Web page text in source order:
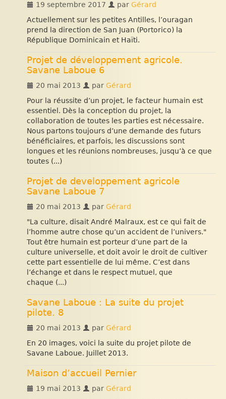
19 septembre 2017 par Gérard
Actuellement sur les petites Antilles, l’ouragan
prend la direction de San Juan (Portorico) la
République Dominicain et Haïti.
Projet de développement agricole.
Savane Laboue 6
20 mai 2013 par Gérard
Pour la réussite d’un projet, le facteur humain est
essentiel. Dès la conception du projet, la
collaboration de toutes les parties est nécessaire.
Nous partons toujours d’une demande des futurs
bénéficiaires, et parfois, les discussions sont
longues et les réunions nombreuses, jusqu’à ce que
toutes (...)
Projet de developpement agricole
Savane Laboue 7
20 mai 2013 par Gérard
"La culture, disait André Malraux, est ce qui fait de
l’homme autre chose qu’un accident de l’univers."
Tout être humain est porteur d’une part de la
culture universelle, et doit avoir le droit de cultiver
cette part essentielle de lui même. C’est dans
l’échange et dans le respect mutuel, que
chaque (...)
Savane Laboue : La suite du projet
pilote. 8
20 mai 2013 par Gérard
En 20 images, voici la suite du projet pilote de
Savane Laboue. Juillet 2013.
Maison d’accueil Pernier
19 mai 2013 par Gérard